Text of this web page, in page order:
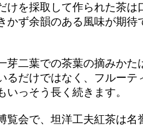
けを採取して作られた茶は
かず余韻のある風味が期待
芽二葉での茶葉の摘みかた
るだけではなく、フルーテ
っそう長く続きます。
覧会で、坦洋工夫紅茶は名